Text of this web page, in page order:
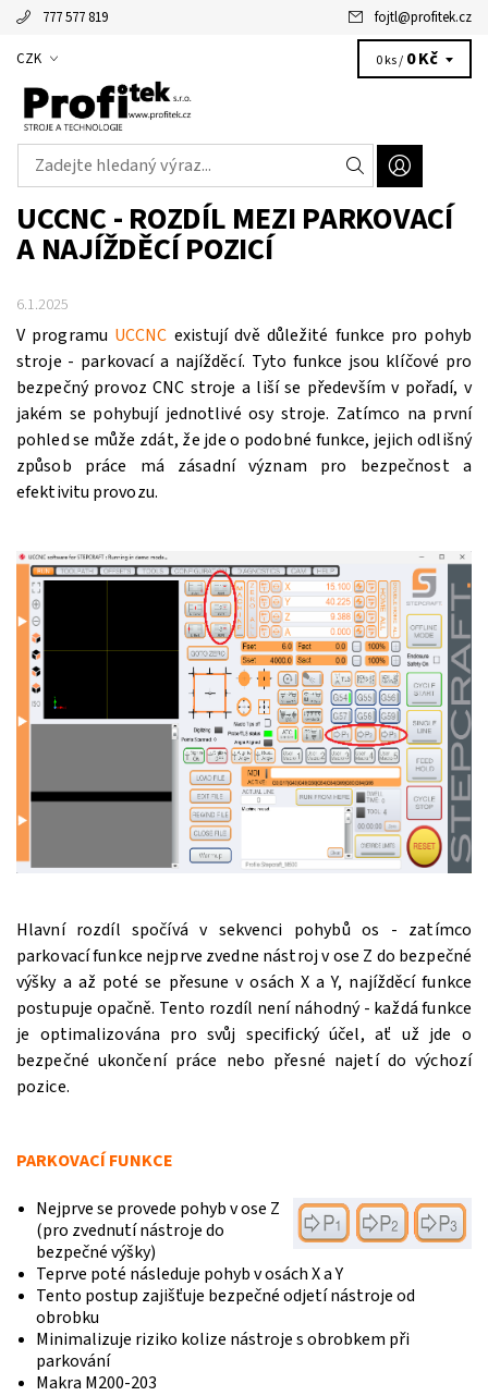
777 577 819 fojtl@profitek.cz
CZK 0 ks / 0 Kč
UCCNC - ROZDÍL MEZI PARKOVACÍ
A NAJÍŽDĚCÍ POZICÍ
6.1.2025
V programu UCCNC existují dvě důležité funkce pro pohyb
stroje - parkovací a najížděcí. Tyto funkce jsou klíčové pro
bezpečný provoz CNC stroje a liší se především v pořadí, v
jakém se pohybují jednotlivé osy stroje. Zatímco na první
pohled se může zdát, že jde o podobné funkce, jejich odlišný
způsob práce má zásadní význam pro bezpečnost a
efektivitu provozu.
Hlavní rozdíl spočívá v sekvenci pohybů os - zatímco
parkovací funkce nejprve zvedne nástroj v ose Z do bezpečné
výšky a až poté se přesune v osách X a Y, najížděcí funkce
postupuje opačně. Tento rozdíl není náhodný - každá funkce
je optimalizována pro svůj specifický účel, ať už jde o
bezpečné ukončení práce nebo přesné najetí do výchozí
pozice.
PARKOVACÍ FUNKCE
Nejprve se provede pohyb v ose Z
(pro zvednutí nástroje do
bezpečné výšky)
Teprve poté následuje pohyb v osách X a Y
Tento postup zajišťuje bezpečné odjetí nástroje od
obrobku
Minimalizuje riziko kolize nástroje s obrobkem při
parkování
Makra M200-203
Alžbětka - vaše virtuální asistentka